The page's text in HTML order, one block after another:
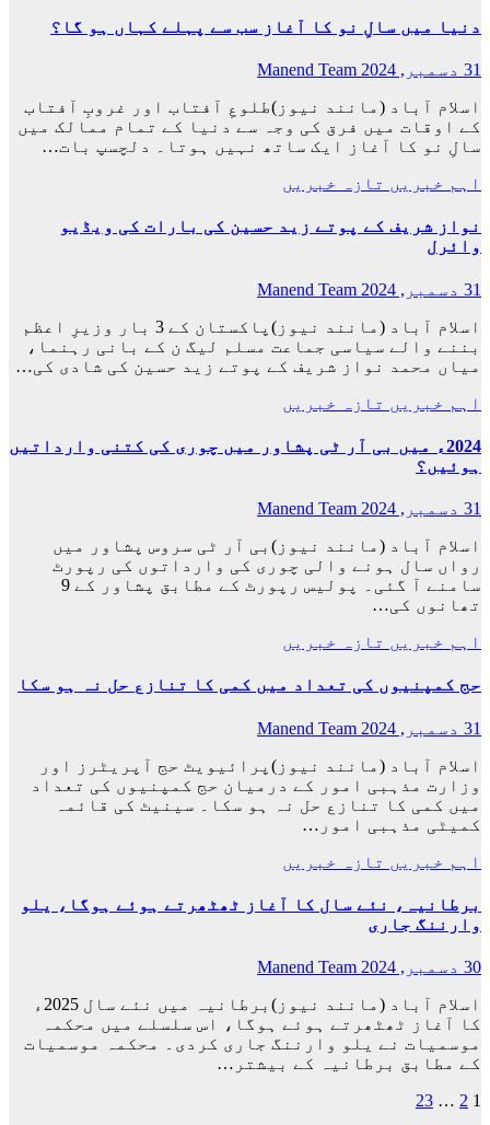
دنیا میں سالِ نو کا آغاز سب سے پہلے کہاں ہو گا؟
31 دسمبر, 2024
Manend Team
اسلام آباد (مانند نیوز)طلوعِ آفتاب اور غروبِ آفتاب
کے اوقات میں فرق کی وجہ سے دنیا کے تمام ممالک میں
سالِ نو کا آغاز ایک ساتھ نہیں ہوتا۔ دلچسپ بات…
اہم خبریں تازہ خبریں
نواز شریف کے پوتے زید حسین کی بارات کی ویڈیو
وائرل
31 دسمبر, 2024
Manend Team
اسلام آباد (مانند نیوز)پاکستان کے 3 بار وزیرِ اعظم
بننے والے سیاسی جماعت مسلم لیگ ن کے بانی رہنما،
میاں محمد نواز شریف کے پوتے زید حسین کی شادی کی…
اہم خبریں تازہ خبریں
2024ء میں بی آر ٹی پشاور میں چوری کی کتنی وارداتیں
ہوئیں؟
31 دسمبر, 2024
Manend Team
اسلام آباد (مانند نیوز)بی آر ٹی سروس پشاور میں
رواں سال ہونے والی چوری کی وارداتوں کی رپورٹ
سامنے آ گئی۔ پولیس رپورٹ کے مطابق پشاور کے 9
تھانوں کی…
اہم خبریں تازہ خبریں
حج کمپنیوں کی تعداد میں کمی کا تنازع حل نہ ہو سکا
31 دسمبر, 2024
Manend Team
اسلام آباد (مانند نیوز)پرائیویٹ حج آپریٹرز اور
وزارت مذہبی امور کے درمیان حج کمپنیوں کی تعداد
میں کمی کا تنازع حل نہ ہو سکا۔ سینیٹ کی قائمہ
کمیٹی مذہبی امور…
اہم خبریں تازہ خبریں
برطانیہ، نئے سال کا آغاز ٹھٹھرتے ہوئے ہوگا، یلو
وارننگ جاری
30 دسمبر, 2024
Manend Team
اسلام آباد (مانند نیوز)برطانیہ میں نئے سال 2025ء
کا آغاز ٹھٹھرتے ہوئے ہوگا، اس سلسلے میں محکمہ
موسمیات نے یلو وارننگ جاری کردی۔ محکمہ موسمیات
کے مطابق برطانیہ کے بیشتر…
Posts
1
2
…
23